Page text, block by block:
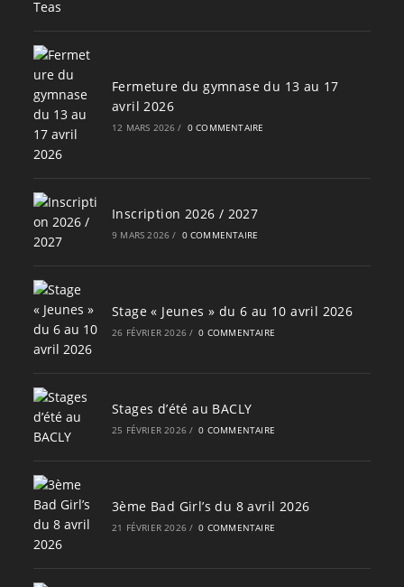
Fermeture du gymnase du 13 au 17
avril 2026
12 MARS 2026 / 0 COMMENTAIRE
Inscription 2026 / 2027
9 MARS 2026 / 0 COMMENTAIRE
Stage « Jeunes » du 6 au 10 avril 2026
26 FÉVRIER 2026 / 0 COMMENTAIRE
Stages d’été au BACLY
25 FÉVRIER 2026 / 0 COMMENTAIRE
3ème Bad Girl’s du 8 avril 2026
21 FÉVRIER 2026 / 0 COMMENTAIRE